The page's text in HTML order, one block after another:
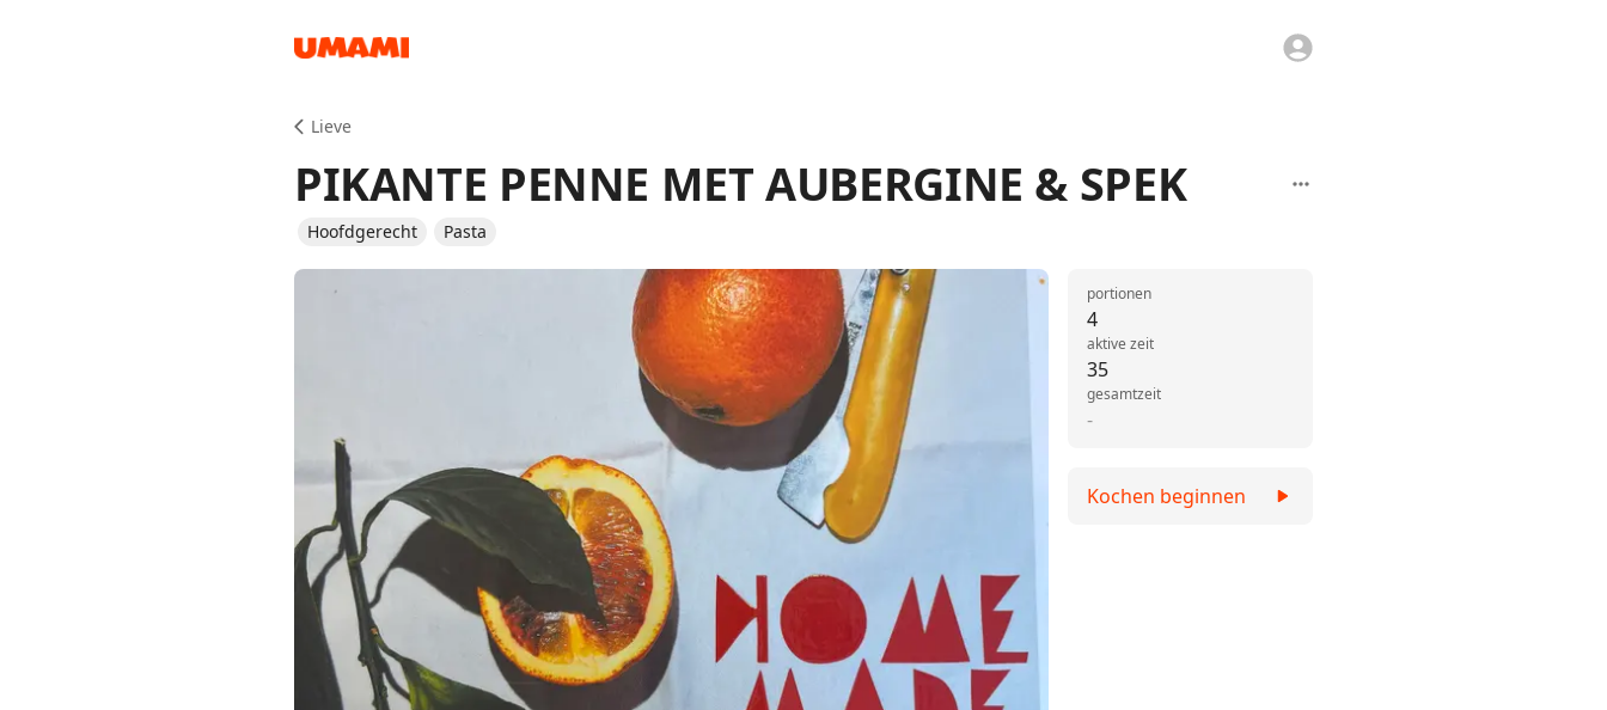
Lieve
PIKANTE PENNE MET AUBERGINE & SPEK
Hoofdgerecht Pasta
4
portionen
35
aktive zeit
-
gesamtzeit
Kochen beginnen